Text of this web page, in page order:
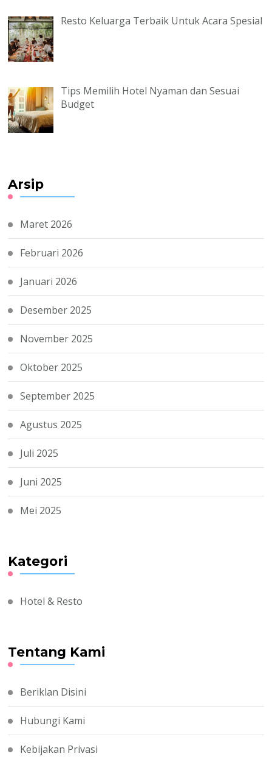
Resto Keluarga Terbaik Untuk Acara Spesial
Tips Memilih Hotel Nyaman dan Sesuai
Budget
Arsip
Maret 2026
Februari 2026
Januari 2026
Desember 2025
November 2025
Oktober 2025
September 2025
Agustus 2025
Juli 2025
Juni 2025
Mei 2025
Kategori
Hotel & Resto
Tentang Kami
Beriklan Disini
Hubungi Kami
Kebijakan Privasi